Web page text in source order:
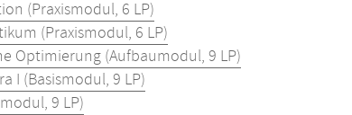
(Praxismodul, 6 LP)
(Praxismodul, 6 LP)
Optimierung (Aufbaumodul, 9 LP)
I (Basismodul, 9 LP)
9 LP)